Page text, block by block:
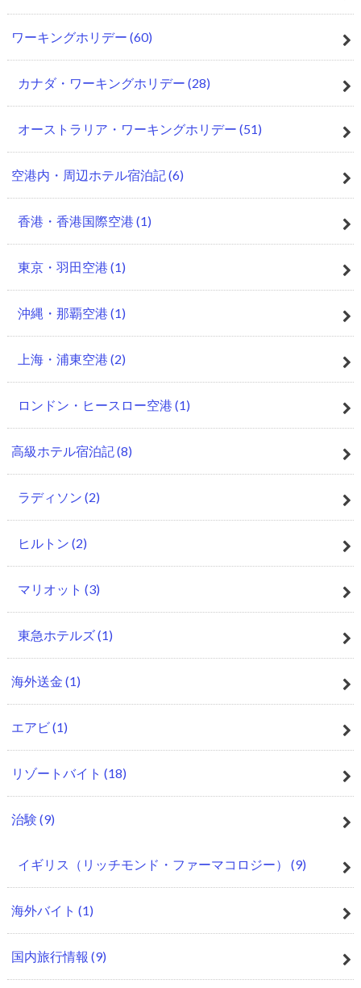
ワーキングホリデー (60)
カナダ・ワーキングホリデー (28)
オーストラリア・ワーキングホリデー (51)
空港内・周辺ホテル宿泊記(6)
香港・香港国際空港 (1)
東京・羽田空港 (1)
沖縄・那覇空港 (1)
上海・浦東空港 (2)
ロンドン・ヒースロー空港 (1)
高級ホテル宿泊記(8)
ラディソン (2)
ヒルトン (2)
マリオット (3)
東急ホテルズ(1)
海外送金 (1)
エアビ(1)
リゾートバイト (18)
治験 (9)
イギリス（リッチモンド・ファーマコロジー） (9)
海外バイト (1)
国内旅行情報 (9)